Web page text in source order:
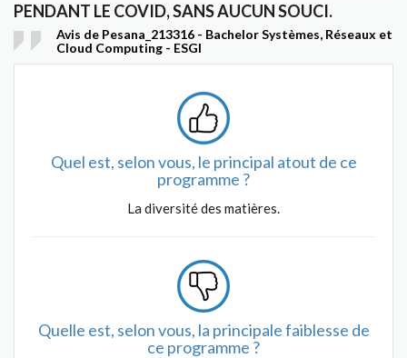
PENDANT LE COVID, SANS AUCUN SOUCI.
Avis de Pesana_213316 - Bachelor Systèmes, Réseaux et
Cloud Computing - ESGI
Quel est, selon vous, le principal atout de ce
programme ?
La diversité des matières.
Quelle est, selon vous, la principale faiblesse de
ce programme ?